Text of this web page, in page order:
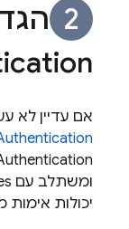
אם עדיין לא
ומשתלב עם
יכולות אימות